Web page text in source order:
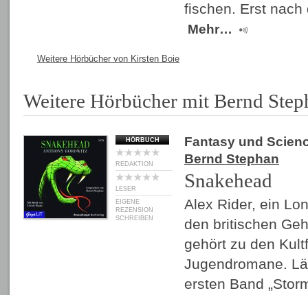
fischen. Erst
Mehr…
Weitere Hörbücher von Kirsten Boie
Weitere Hörbücher mit Bernd
HÖRBUCH
REDAKTION
LESER
EIGENE
REZENSION
SCHREIBEN
Fantasy und
Bernd Stephan
Snakehead
Alex Rider, ein
den britischen
gehört zu den
Jugendromane.
ersten Band